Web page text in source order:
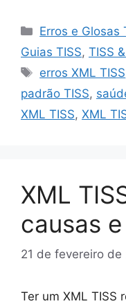
Categorias
Erros e Glosas
Guias TISS, TISS
Tags
erros XML TISS
padrão TISS,
XML TISS, XML
XML
causas
21 de fevereiro de
Ter um XML TISS